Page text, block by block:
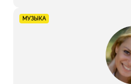
МУЗЫКА